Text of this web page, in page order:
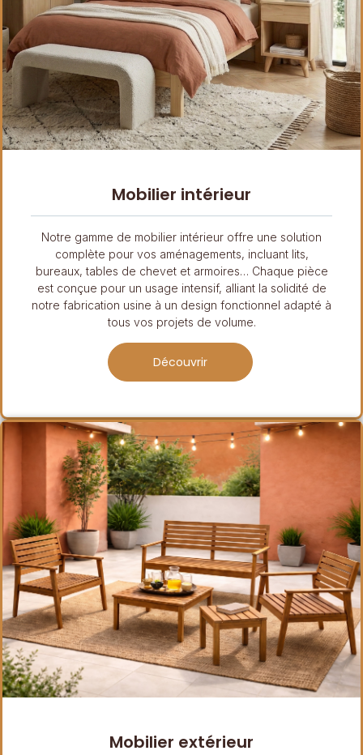
Mobilier intérieur
Notre gamme de mobilier intérieur offre une solution
complète pour vos aménagements, incluant lits,
bureaux, tables de chevet et armoires… Chaque pièce
est conçue pour un usage intensif, alliant la solidité de
notre fabrication usine à un design fonctionnel adapté à
tous vos projets de volume.
Découvrir
Mobilier extérieur